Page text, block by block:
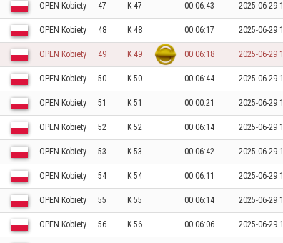
OPEN Kobiety 47 K 47 00:06:43 2025-06-29
OPEN Kobiety 48 K 48 00:06:17 2025-06-29
OPEN Kobiety 49 K 49 00:06:18 2025-06-29
OPEN Kobiety 50 K 50 00:06:44 2025-06-29
OPEN Kobiety 51 K 51 00:00:21 2025-06-29
OPEN Kobiety 52 K 52 00:06:14 2025-06-29
OPEN Kobiety 53 K 53 00:06:42 2025-06-29
OPEN Kobiety 54 K 54 00:06:11 2025-06-29
OPEN Kobiety 55 K 55 00:06:14 2025-06-29
OPEN Kobiety 56 K 56 00:06:06 2025-06-29